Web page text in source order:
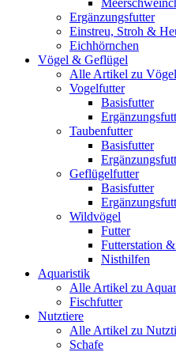
Ergänzungsfutter
Einstreu, Stroh &
Eichhörnchen
Vögel & Geflügel
Alle Artikel zu
Vogelfutter
Basisfutter
Taubenfutter
Basisfutter
Geflügelfutter
Basisfutter
Wildvögel
Futter
Futterstation
Nisthilfen
Aquaristik
Alle Artikel zu
Fischfutter
Nutztiere
Alle Artikel zu
Schafe